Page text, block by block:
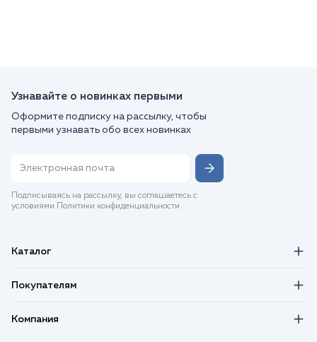
Узнавайте о новинках первыми
Оформите подписку на рассылку, чтобы
первыми узнавать обо всех новинках
Подписываясь на рассылку, вы соглашаетесь с
условиями Политики конфиденциальности
Каталог
Покупателям
Компания